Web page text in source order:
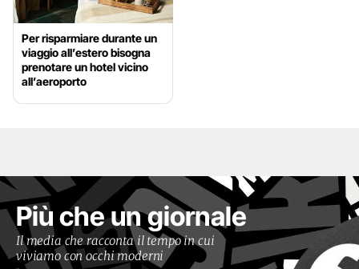
Per risparmiare durante un
viaggio all’estero bisogna
prenotare un hotel vicino
all’aeroporto
Più che un giornale
Il media che racconta il tempo in cui
viviamo con occhi moderni